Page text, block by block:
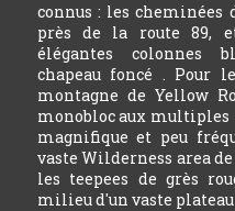
connus : les cheminées
près de la route 89,
élégantes colonnes
chapeau foncé . Pour
montagne de Yellow
monobloc aux multiples
magnifique et peu
vaste Wilderness area
les teepees de grès
milieu d'un vaste